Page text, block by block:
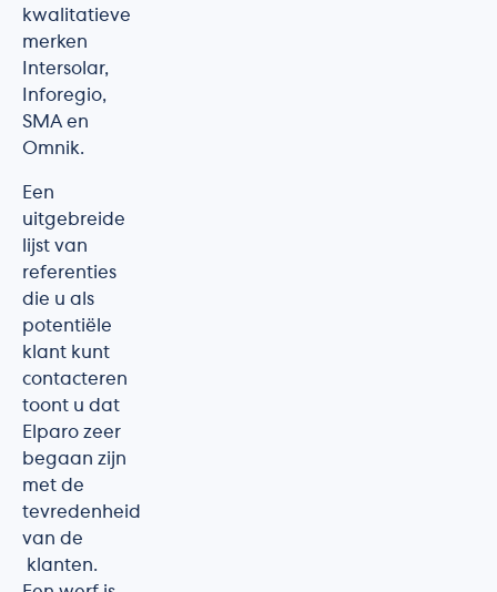
kwalitatieve
merken
Intersolar,
Inforegio,
SMA en
Omnik.
Een
uitgebreide
lijst van
referenties
die u als
potentiële
klant kunt
contacteren
toont u dat
Elparo zeer
begaan zijn
met de
tevredenheid
van de
klanten.